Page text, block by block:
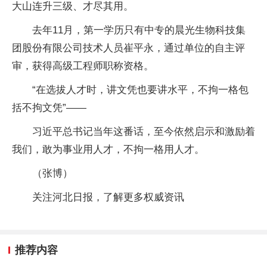
大山连升三级、才尽其用。
去年11月，第一学历只有中专的晨光生物科技集
团股份有限公司技术人员崔平永，通过单位的自主评
审，获得高级工程师职称资格。
“在选拔人才时，讲文凭也要讲水平，不拘一格包
括不拘文凭”——
习近平总书记当年这番话，至今依然启示和激励着
我们，敢为事业用人才，不拘一格用人才。
（张博）
关注河北日报，了解更多权威资讯
推荐内容